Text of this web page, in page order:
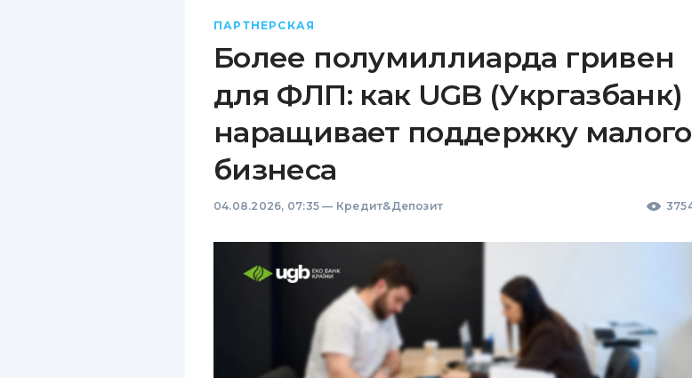
ПАРТНЕРСКАЯ
Более полумиллиарда гривен
для ФЛП: как UGB (Укргазбанк)
наращивает поддержку малого
бизнеса
04.08.2026, 07:35 — Кредит&Депозит